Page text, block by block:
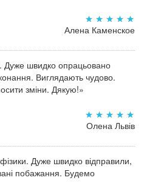
Алена Каменское
Дуже швидко опрацьовано
Виглядають чудово.
зміни. Дякую!»
Олена Львів
Дуже швидко відправили,
побажання. Будемо